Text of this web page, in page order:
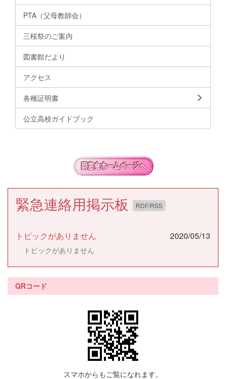
PTA（父母教師会）
三桜祭のご案内
図書館だより
アクセス
各種証明書
公立高校ガイドブック
緊急連絡用掲示板 RDF/RSS
トピックがありません 2020/05/13
トピックがありません
QRコード
スマホからもご覧になれます。